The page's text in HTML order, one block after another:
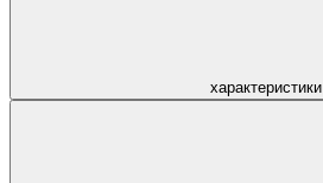
характеристики